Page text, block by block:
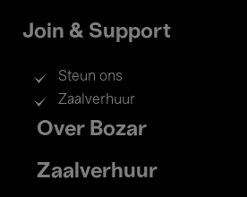
Join & Support
Steun ons
Zaalverhuur
Footer
menu
Over Bozar
Zaalverhuur